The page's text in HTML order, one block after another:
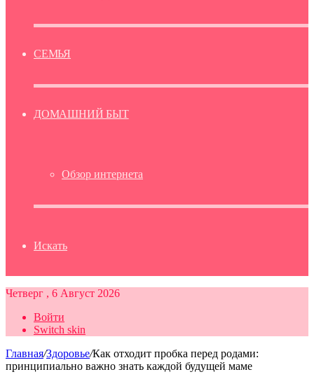
СЕМЬЯ
ДОМАШНИЙ БЫТ
Обзор интернета
Искать
Четверг , 6 Август 2026
Войти
Switch skin
Главная/Здоровье/Как отходит пробка перед родами:
принципиально важно знать каждой будущей маме